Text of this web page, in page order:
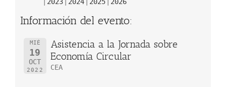
2023 2024 2025 2026
Información del evento:
MIÉ
19
OCT
2022
Asistencia a la Jornada sobre
Economía Circular
CEA